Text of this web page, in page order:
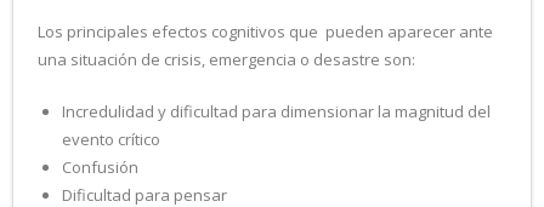
Los principales efectos cognitivos que pueden aparecer ante
una situación de crisis, emergencia o desastre son:
Incredulidad y dificultad para dimensionar la magnitud del
evento crítico
Confusión
Dificultad para pensar